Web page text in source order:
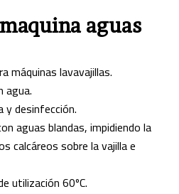
aguas
máquinas lavavajillas.
agua.
y desinfección.
aguas blandas, impidiendo la
calcáreos sobre la vajilla e
utilización 60ºC.